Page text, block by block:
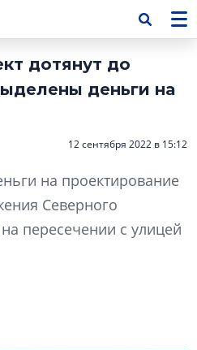
дотянут до
деньги на
12 сентября 2022 в 15:12
на проектирование
Северного
пересечении с улицей